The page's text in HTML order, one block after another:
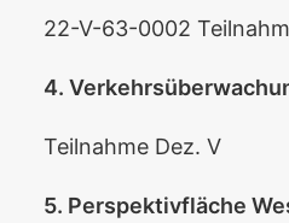
22-V-63-0002
4.
Teilnahme Dez. V
5. Perspektivfläche